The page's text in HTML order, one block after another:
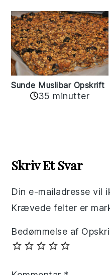
Sunde Muslibar Opskrift
35 minutter
Interactions
Skriv Et Svar
Din e-mailadresse vil
Krævede felter er
Bedømmelse af